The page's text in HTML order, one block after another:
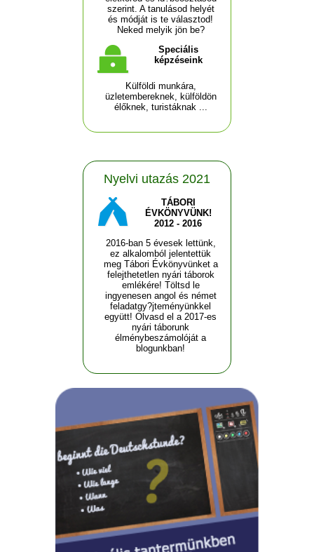
szerint. A tanulásod helyét
és módját is te választod!
Neked melyik jön be?
Speciális
képzéseink
Külföldi munkára,
üzletembereknek, külföldön
élőknek, turistáknak ...
Nyelvi utazás 2021
TÁBORI
ÉVKÖNYVÜNK!
2012 - 2016
2016-ban 5 évesek lettünk,
ez alkalomból jelentettük
meg Tábori Évkönyvünket a
felejthetetlen nyári táborok
emlékére! Töltsd le
ingyenesen angol és német
feladatgy?jteményünkkel
együtt! Olvasd el a 2017-es
nyári táborunk
élménybeszámolóját a
blogunkban!